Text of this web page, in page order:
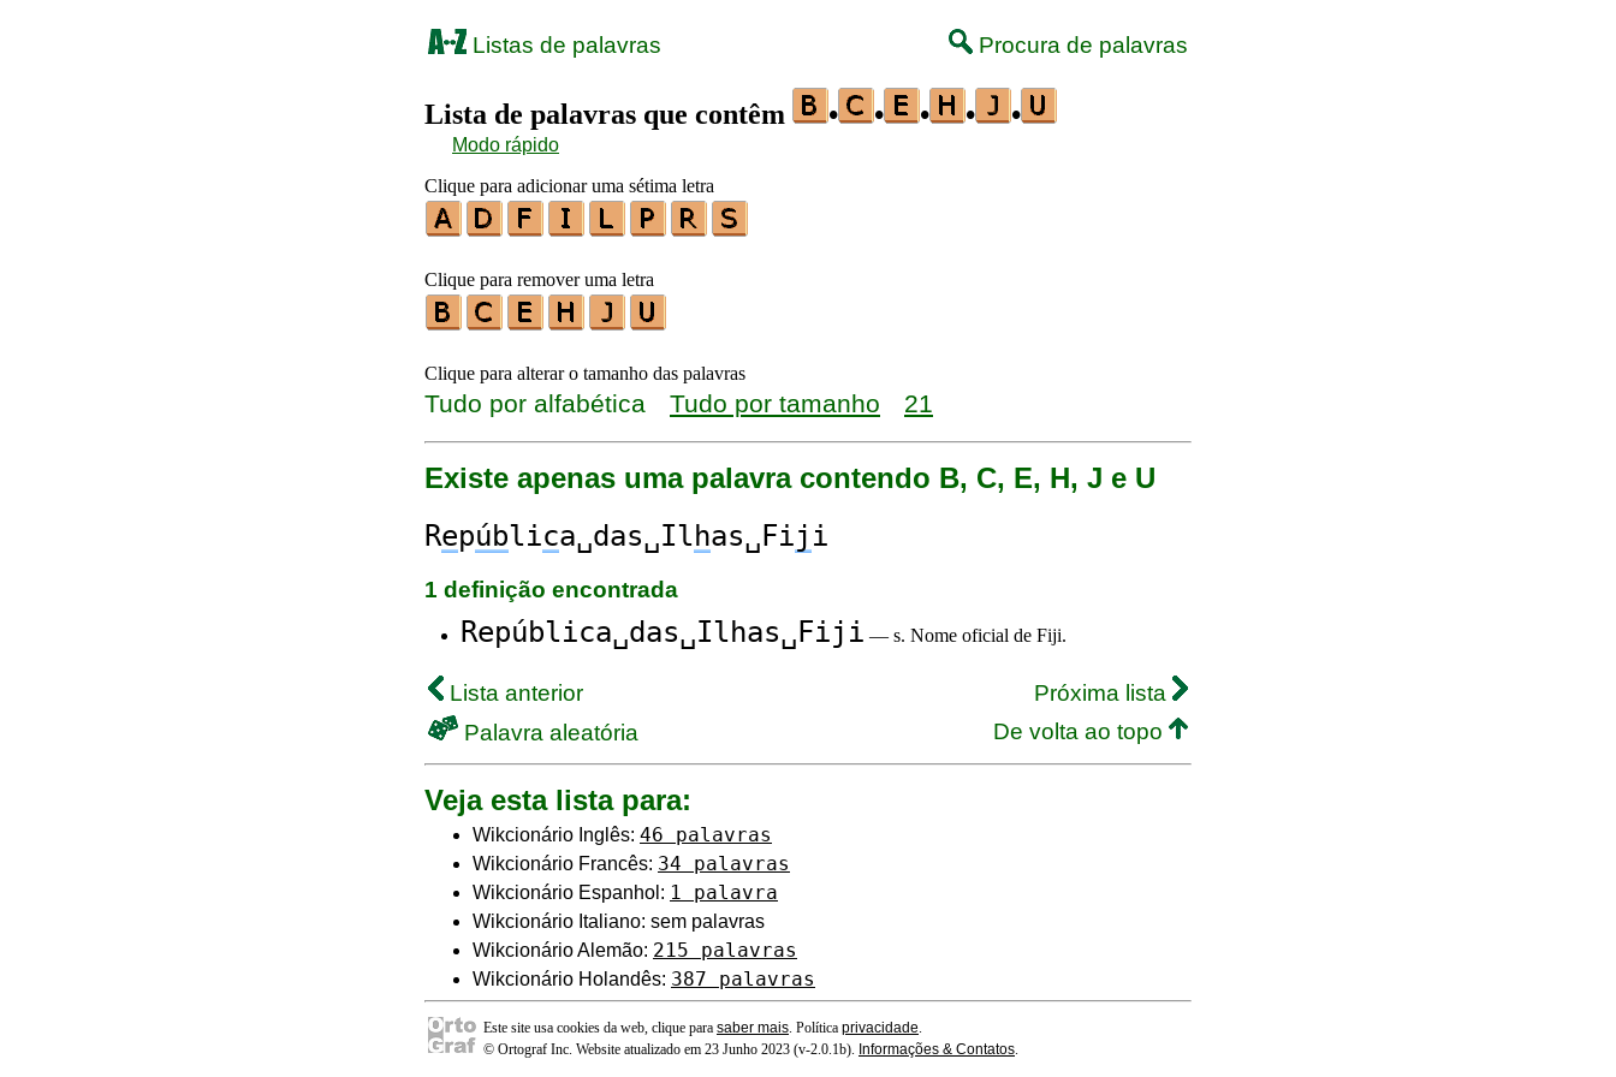
Listas de palavras Procura de palavras
Lista de palavras que contêm • • • • •
Modo rápido
Clique para adicionar uma sétima letra
Clique para remover uma letra
Clique para alterar o tamanho das palavras
Tudo por alfabética Tudo por tamanho 21
Existe apenas uma palavra contendo B, C, E, H, J e U
República␣das␣Ilhas␣Fij i
1 definição encontrada
República␣das␣Ilhas␣Fiji — s. Nome oficial de Fiji.
Lista anterior
Próxima lista
Palavra aleatória
De volta ao topo
Veja esta lista para:
Wikcionário Inglês: 46 palavras
Wikcionário Francês: 34 palavras
Wikcionário Espanhol: 1 palavra
Wikcionário Italiano: sem palavras
Wikcionário Alemão: 215 palavras
Wikcionário Holandês: 387 palavras
Este site usa cookies da web, clique para saber mais. Política privacidade.
© Ortograf Inc. Website atualizado em 23 Junho 2023 (v-2.0.1b). Informações & Contatos.